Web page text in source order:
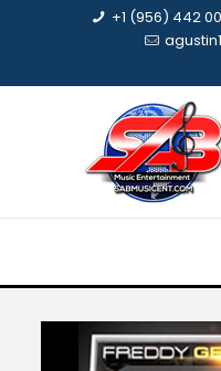
+1 (956) 442